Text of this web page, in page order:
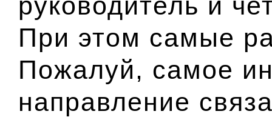
При этом самые
Пожалуй, самое
направление